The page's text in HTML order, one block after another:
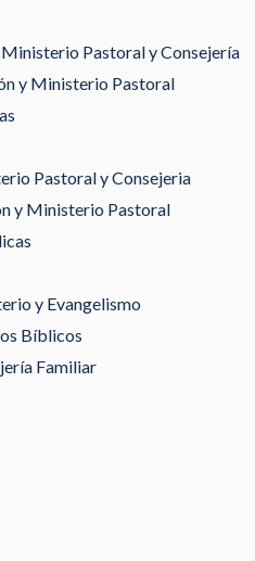
Pastoral y Consejería
y Ministerio Pastoral
Pastoral y Consejeria
y Ministerio Pastoral
y Evangelismo
Bíblicos
Familiar